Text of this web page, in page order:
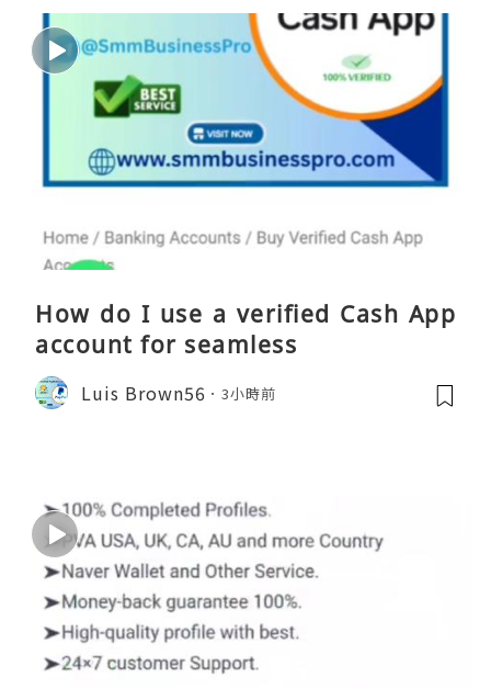
How do I use a verified Cash App
account for seamless
Luis Brown56 3小時前